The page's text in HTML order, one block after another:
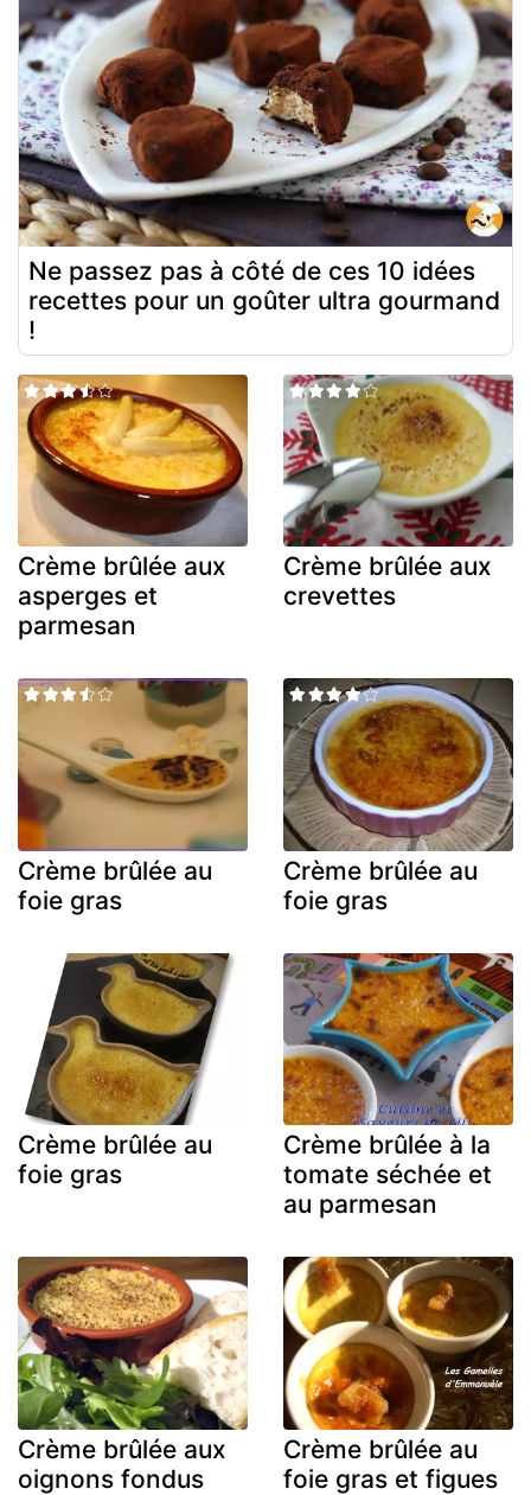
Ne passez pas à côté de ces 10 idées
recettes pour un goûter ultra gourmand
!
Crème brûlée aux
asperges et
parmesan
Crème brûlée aux
crevettes
Crème brûlée au
foie gras
Crème brûlée au
foie gras
Crème brûlée au
foie gras
Crème brûlée à la
tomate séchée et
au parmesan
Crème brûlée aux
oignons fondus
Crème brûlée au
foie gras et figues